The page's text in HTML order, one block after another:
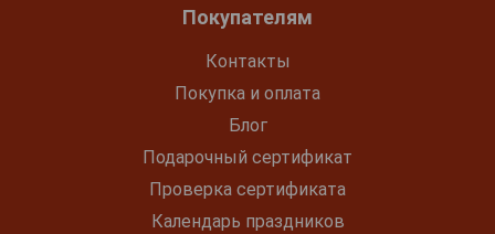
Покупателям
Контакты
Покупка и оплата
Блог
Подарочный сертификат
Проверка сертификата
Календарь праздников